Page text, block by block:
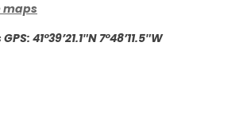
maps
41°39’21.1″N 7°48’11.5″W